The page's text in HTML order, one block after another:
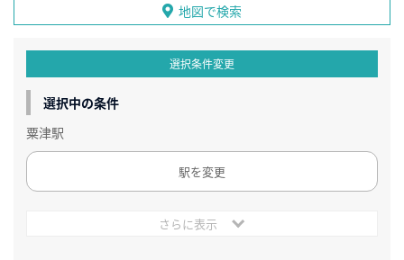
地図で検索
選択条件変更
選択中の条件
粟津駅
駅を変更
さらに表示